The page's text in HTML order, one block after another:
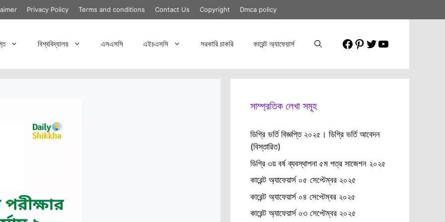
Privacy Policy Terms and conditions Contact Us Copyright Dmca policy
বিশ্ববিদ্যালয় এসএসসি এইচএসসি সরকারি চাকরি কারেন্ট অ্যাফেয়ার্স Facebook
Pinterest
Twitter
YouTube
সাম্প্রতিক লেখা সমূহ
ডিগ্রি ভর্তি বিজ্ঞপ্তি ২০২৫। ডিগ্রি ভর্তি আবেদন
(বিস্তারিত)
ডিগ্রি ৩য় বর্ষ ব্যবস্থাপনা ৫ম পত্র সাজেশন ২০২৫
কারেন্ট অ্যাফেয়ার্স ০৫ সেপ্টেম্বর ২০২৫
কারেন্ট অ্যাফেয়ার্স ০৪ সেপ্টেম্বর ২০২৫
কারেন্ট অ্যাফেয়ার্স ০৩ সেপ্টেম্বর ২০২৫